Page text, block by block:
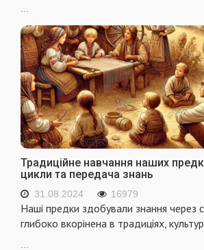
Традиційне навчання наших
цикли та передача знань
31.08.2024 16979
Наші предки здобували знання через
глибоко вкорінена в традиціях,